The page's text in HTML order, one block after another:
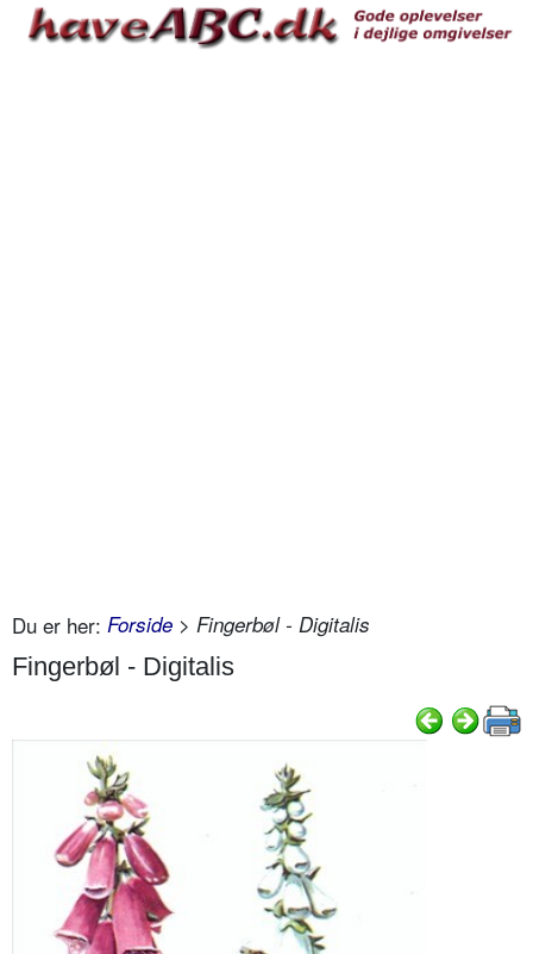
Du er her: Forside > Fingerbøl - Digitalis
Fingerbøl - Digitalis